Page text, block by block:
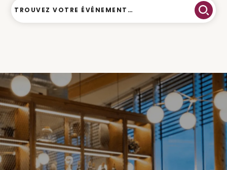
TROUVEZ VOTRE ÉVÉNEMENT…